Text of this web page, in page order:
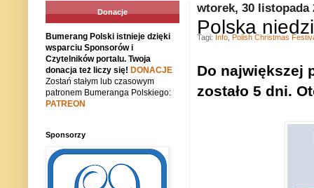
wtorek, 30 listopada
Polska
Do największej
zostało 5 dni.
Tagi: Info Polish Christmas
Donacje
Bumerang Polski istnieje dzięki
wsparciu Sponsorów i
Czytelników portalu. Twoja
donacja też liczy się! DONACJE
Zostań stałym lub czasowym
patronem Bumeranga Polskiego:
PATREON
Sponsorzy